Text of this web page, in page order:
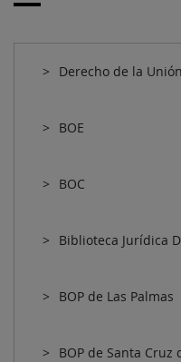
Derecho de la
BOE
BOC
Biblioteca Jurídica
BOP de Las Palmas
BOP de Santa Cruz